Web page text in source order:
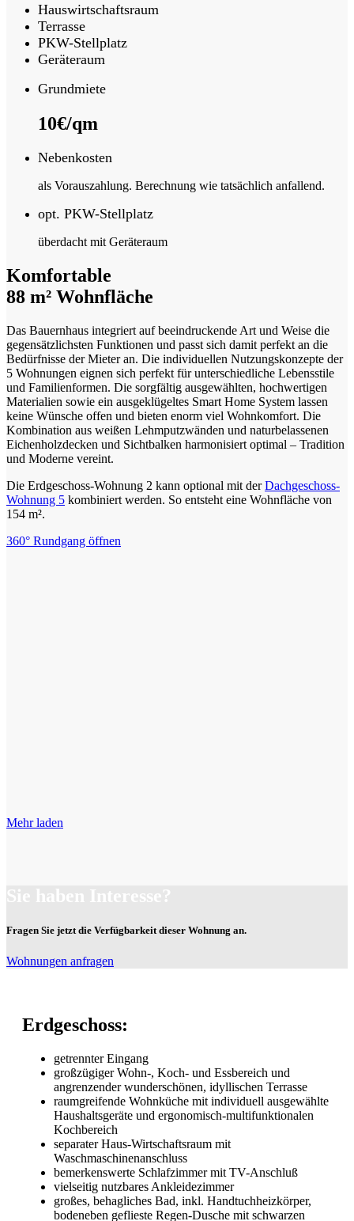
Hauswirtschaftsraum
Terrasse
PKW-Stellplatz
Geräteraum
Grundmiete
10€/qm
Nebenkosten
als Vorauszahlung. Berechnung wie tatsächlich anfallend.
opt. PKW-Stellplatz
überdacht mit Geräteraum
Komfortable
88 m² Wohnfläche
Das Bauernhaus integriert auf beeindruckende Art und Weise die
gegensätzlichsten Funktionen und passt sich damit perfekt an die
Bedürfnisse der Mieter an. Die individuellen Nutzungskonzepte der
5 Wohnungen eignen sich perfekt für unterschiedliche Lebensstile
und Familienformen. Die sorgfältig ausgewählten, hochwertigen
Materialien sowie ein ausgeklügeltes Smart Home System lassen
keine Wünsche offen und bieten enorm viel Wohnkomfort. Die
Kombination aus weißen Lehmputzwänden und naturbelassenen
Eichenholzdecken und Sichtbalken harmonisiert optimal – Tradition
und Moderne vereint.
Die Erdgeschoss-Wohnung 2 kann optional mit derDachgeschoss-
Wohnung 5 kombiniert werden. So entsteht eine Wohnfläche von
154 m².
360° Rundgang öffnen
Mehr laden
Fragen Sie jetzt die Verfügbarkeit dieser Wohnung an.
Wohnungen anfragen
Erdgeschoss:
getrennter Eingang
großzügiger Wohn-, Koch- und Essbereich und
angrenzender wunderschönen, idyllischen Terrasse
raumgreifende Wohnküche mit individuell ausgewählte
Haushaltsgeräte und ergonomisch-multifunktionalen
Kochbereich
separater Haus-Wirtschaftsraum mit
Waschmaschinenanschluss
bemerkenswerte Schlafzimmer mit TV-Anschluß
vielseitig nutzbares Ankleidezimmer
großes, behagliches Bad, inkl. Handtuchheizkörper,
bodeneben geflieste Regen-Dusche mit schwarzen